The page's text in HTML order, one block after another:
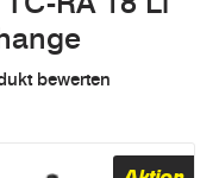
bewerten